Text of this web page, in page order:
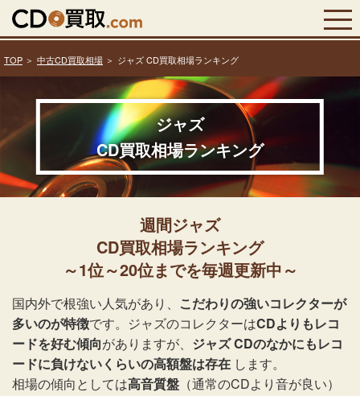
TOP 中古CD買取相場 ジャズ CD買取相場ランキング
ジャズ
CD買取相場ランキング
週間ジャズ
CD買取相場ランキング
～1位～20位までを毎週更新中～
国内外で根強い人気があり、 こだわりの強いコレクターが
多いのが特徴です。ジャズのコレクターはCDよりもレコ
ードを好む傾向がありますが、 ジャズ CDのなかにもレコ
ードに負けないくらいの高額盤は存在 します。
相場の傾向としては高音質盤 （通常のCDより音が良い）